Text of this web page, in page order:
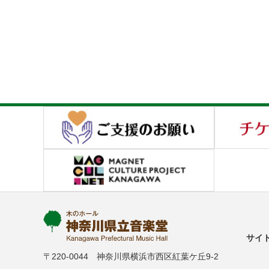
〒220-0044 神奈川県横浜市西区紅葉ケ丘9-2
サイ